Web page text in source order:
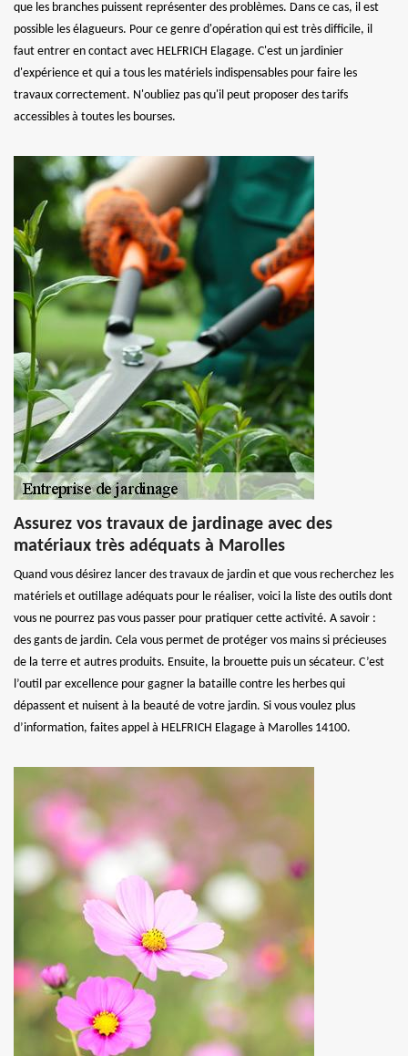
que les branches puissent représenter des problèmes. Dans ce cas, il est
possible les élagueurs. Pour ce genre d'opération qui est très difficile, il
faut entrer en contact avec HELFRICH Elagage. C'est un jardinier
d'expérience et qui a tous les matériels indispensables pour faire les
travaux correctement. N'oubliez pas qu'il peut proposer des tarifs
accessibles à toutes les bourses.
Assurez vos travaux de jardinage avec des
matériaux très adéquats à Marolles
Quand vous désirez lancer des travaux de jardin et que vous recherchez les
matériels et outillage adéquats pour le réaliser, voici la liste des outils dont
vous ne pourrez pas vous passer pour pratiquer cette activité. A savoir :
des gants de jardin. Cela vous permet de protéger vos mains si précieuses
de la terre et autres produits. Ensuite, la brouette puis un sécateur. C’est
l’outil par excellence pour gagner la bataille contre les herbes qui
dépassent et nuisent à la beauté de votre jardin. Si vous voulez plus
d’information, faites appel à HELFRICH Elagage à Marolles 14100.